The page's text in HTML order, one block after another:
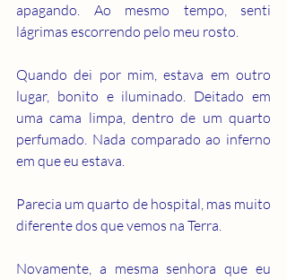
apagando. Ao mesmo tempo, senti
lágrimas escorrendo pelo meu rosto.
Quando dei por mim, estava em outro
lugar, bonito e iluminado. Deitado em
uma cama limpa, dentro de um quarto
perfumado. Nada comparado ao inferno
em que eu estava.
Parecia um quarto de hospital, mas muito
diferente dos que vemos na Terra.
Novamente, a mesma senhora que eu